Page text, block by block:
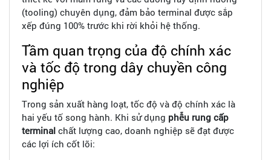
(tooling) chuyên dụng, đảm bảo terminal được sắp
xếp đúng 100% trước khi rời khỏi hệ thống.
Tầm quan trọng của độ chính xác
và tốc độ trong dây chuyền công
nghiệp
Trong sản xuất hàng loạt, tốc độ và độ chính xác là
hai yếu tố song hành. Khi sử dụng phễu rung cấp
terminal chất lượng cao, doanh nghiệp sẽ đạt được
các lợi ích cốt lõi: